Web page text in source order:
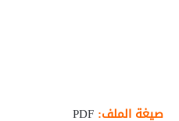
صيغة الملف: